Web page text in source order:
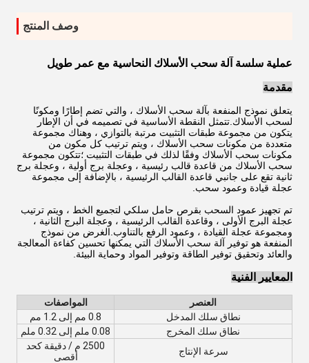
وصف المنتج
عملية سلسة آلة سحب الأسلاك النحاسية مع عمر طويل
مقدمة
يتعلق نموذج المنفعة بآلة سحب الأسلاك ، والتي تضم إطارًا ومكونًا
لسحب الأسلاك.تتمثل النقطة الأساسية في تصميمه في أن الإطار
يتكون من مجموعة طبقات التثبيت مرتبة بالتوازي ، وهناك مجموعة
متعددة من مكونات سحب الأسلاك ، ويتم ترتيب كل مكون من
مكونات سحب الأسلاك وفقًا لذلك في طبقات التثبيت ؛تتكون مجموعة
سحب الأسلاك من قاعدة قالب رئيسية ، وعجلة برج أولية ، وعجلة برج
ثانية تقع على جانبي قاعدة القالب الرئيسية ، بالإضافة إلى مجموعة
عجلة قيادة وعمود سحب.
تم تجهيز عمود السحب بقرص حامل سلكي لتجميع الخط ، ويتم ترتيب
عجلة البرج الأولى ، وقاعدة القالب الرئيسية ، وعجلة البرج الثانية ،
ومجموعة عجلة القيادة ، وعمود الرفع بالتناوب.الغرض من نموذج
المنفعة هو توفير آلة سحب الأسلاك التي يمكنها تحسين كفاءة المعالجة
والعائد وتحقيق توفير الطاقة وتوفير المواد وحماية البيئة.
المعايير الفنية
العنصر
المواصفات
نطاق سلك المدخل
0.8 مم إلى 1.2 مم
نطاق سلك المخرج
0.08 ملم إلى 0.32 ملم
سرعة الإنتاج
2500 م / دقيقة كحد
أقصى